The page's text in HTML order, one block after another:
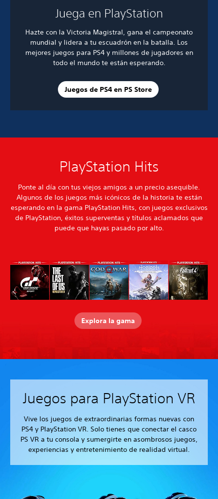
Juega en PlayStation
Hazte con la Victoria Magistral, gana el campeonato
mundial y lidera a tu escuadrón en la batalla. Los
mejores juegos para PS4 y millones de jugadores en
todo el mundo te están esperando.
Juegos de PS4 en PS Store
PlayStation Hits
Ponte al día con tus viejos amigos a un precio asequible.
Algunos de los juegos más icónicos de la historia te están
esperando en la gama PlayStation Hits, con juegos exclusivos
de PlayStation, éxitos superventas y títulos aclamados que
puede que hayas pasado por alto.
Explora la gama
Juegos para PlayStation VR
Vive los juegos de extraordinarias formas nuevas con
PS4 y PlayStation VR. Solo tienes que conectar el casco
PS VR a tu consola y sumergirte en asombrosos juegos,
experiencias y entretenimiento de realidad virtual.